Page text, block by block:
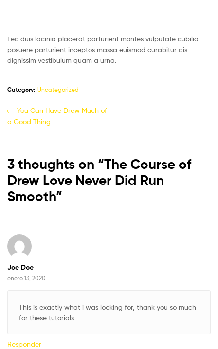
Leo duis lacinia placerat parturient montes vulputate cubilia
posuere parturient inceptos massa euismod curabitur dis
dignissim vestibulum quam a urna.
Category: Uncategorized
You Can Have Drew Much of
a Good Thing
3 thoughts on “The Course of
Drew Love Never Did Run
Smooth”
Joe Doe
enero 13, 2020
This is exactly what i was looking for, thank you so much
for these tutorials
Responder